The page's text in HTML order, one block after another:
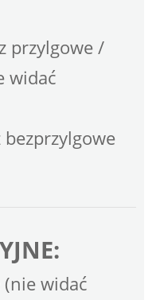
przylgowe /
widać
(nie widać